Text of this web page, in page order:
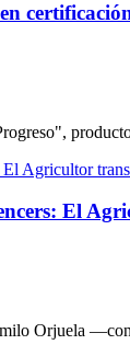
El
Orjuela